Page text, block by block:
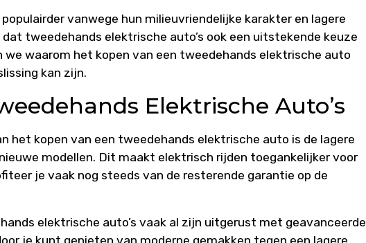
vanwege hun milieuvriendelijke karakter en lagere
tweedehands elektrische auto’s ook een uitstekende keuze
waarom het kopen van een tweedehands elektrische auto
kan zijn.
Elektrische Auto’s
het kopen van een tweedehands elektrische auto is de lagere
modellen. Dit maakt elektrisch rijden toegankelijker voor
je vaak nog steeds van de resterende garantie op de
elektrische auto’s vaak al zijn uitgerust met geavanceerde